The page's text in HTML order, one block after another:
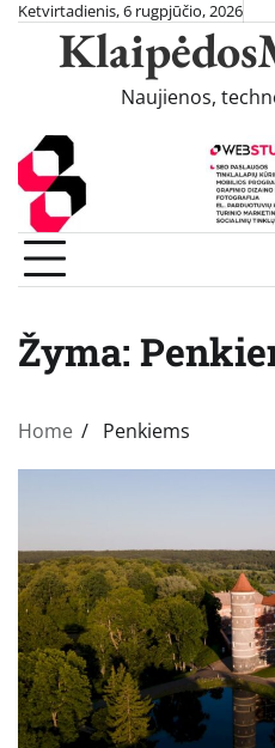
Skip
content
Ketvirtadienis, 6 rugpjūčio, 2026
Naujienos,
Žyma:
Home Penkiems